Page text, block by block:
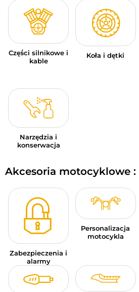
Części silnikowe i
kable
Koła i dętki
Narzędzia i
konserwacja
Akcesoria motocyklowe :
Zabezpieczenia i
alarmy
Personalizacja
motocykla